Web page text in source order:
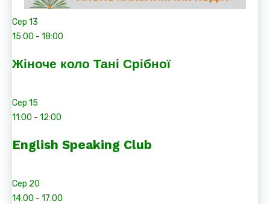
Сер 13
15:00 - 18:00
Жіноче коло Тані Срібної
Сер 15
11:00 - 12:00
English Speaking Club
Сер 20
14:00 - 17:00